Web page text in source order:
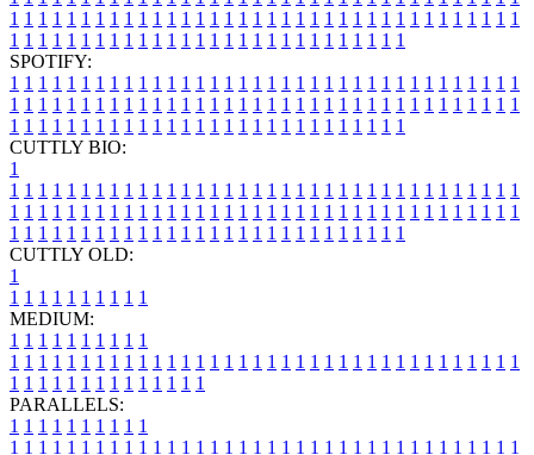
1 1 1 1 1 1 1 1 1 1 1 1 1 1 1 1 1 1 1 1 1 1 1 1 1 1 1 1 1 1 1 1 1 1 1 1
1 1 1 1 1 1 1 1 1 1 1 1 1 1 1 1 1 1 1 1 1 1 1 1 1 1 1 1
SPOTIFY:
1 1 1 1 1 1 1 1 1 1 1 1 1 1 1 1 1 1 1 1 1 1 1 1 1 1 1 1 1 1 1 1 1 1 1 1
1 1 1 1 1 1 1 1 1 1 1 1 1 1 1 1 1 1 1 1 1 1 1 1 1 1 1 1 1 1 1 1 1 1 1 1
1 1 1 1 1 1 1 1 1 1 1 1 1 1 1 1 1 1 1 1 1 1 1 1 1 1 1 1
CUTTLY BIO:
1
1 1 1 1 1 1 1 1 1 1 1 1 1 1 1 1 1 1 1 1 1 1 1 1 1 1 1 1 1 1 1 1 1 1 1 1
1 1 1 1 1 1 1 1 1 1 1 1 1 1 1 1 1 1 1 1 1 1 1 1 1 1 1 1 1 1 1 1 1 1 1 1
1 1 1 1 1 1 1 1 1 1 1 1 1 1 1 1 1 1 1 1 1 1 1 1 1 1 1 1
CUTTLY OLD:
1
1 1 1 1 1 1 1 1 1 1
MEDIUM:
1 1 1 1 1 1 1 1 1 1
1 1 1 1 1 1 1 1 1 1 1 1 1 1 1 1 1 1 1 1 1 1 1 1 1 1 1 1 1 1 1 1 1 1 1 1
1 1 1 1 1 1 1 1 1 1 1 1 1 1
PARALLELS:
1 1 1 1 1 1 1 1 1 1
1 1 1 1 1 1 1 1 1 1 1 1 1 1 1 1 1 1 1 1 1 1 1 1 1 1 1 1 1 1 1 1 1 1 1 1